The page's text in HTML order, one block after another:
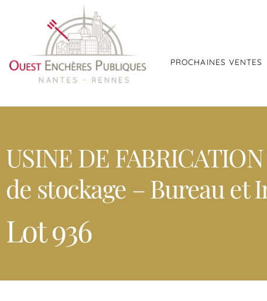
PROCHAINES VENTES
USINE DE
de stockage – Bureau et
Lot 936